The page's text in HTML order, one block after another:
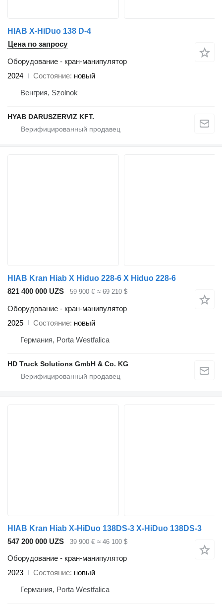
HIAB X-HiDuo 138 D-4
Цена по запросу
Оборудование - кран-манипулятор
2024
Состояние новый
Венгрия, Szolnok
HYAB DARUSZERVIZ KFT.
HIAB Kran Hiab X Hiduo 228-6 X Hiduo 228-6
821 400 000 UZS
59 900 € ≈ 69 210 $
Оборудование - кран-манипулятор
2025
Состояние новый
Германия, Porta Westfalica
HD Truck Solutions GmbH & Co. KG
HIAB Kran Hiab X-HiDuo 138DS-3 X-HiDuo 138DS-3
547 200 000 UZS
39 900 € ≈ 46 100 $
Оборудование - кран-манипулятор
2023
Состояние новый
Германия, Porta Westfalica